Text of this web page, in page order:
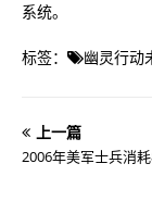
系统。
标签： 幽灵行动
上一篇
2006年美军士兵消